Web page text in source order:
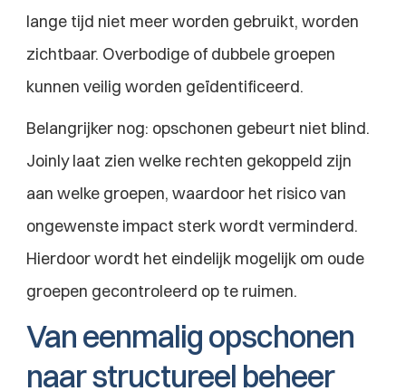
lange tijd niet meer worden gebruikt, worden
zichtbaar. Overbodige of dubbele groepen
kunnen veilig worden geïdentificeerd.
Belangrijker nog: opschonen gebeurt niet blind.
Joinly laat zien welke rechten gekoppeld zijn
aan welke groepen, waardoor het risico van
ongewenste impact sterk wordt verminderd.
Hierdoor wordt het eindelijk mogelijk om oude
groepen gecontroleerd op te ruimen.
Van eenmalig opschonen
naar structureel beheer